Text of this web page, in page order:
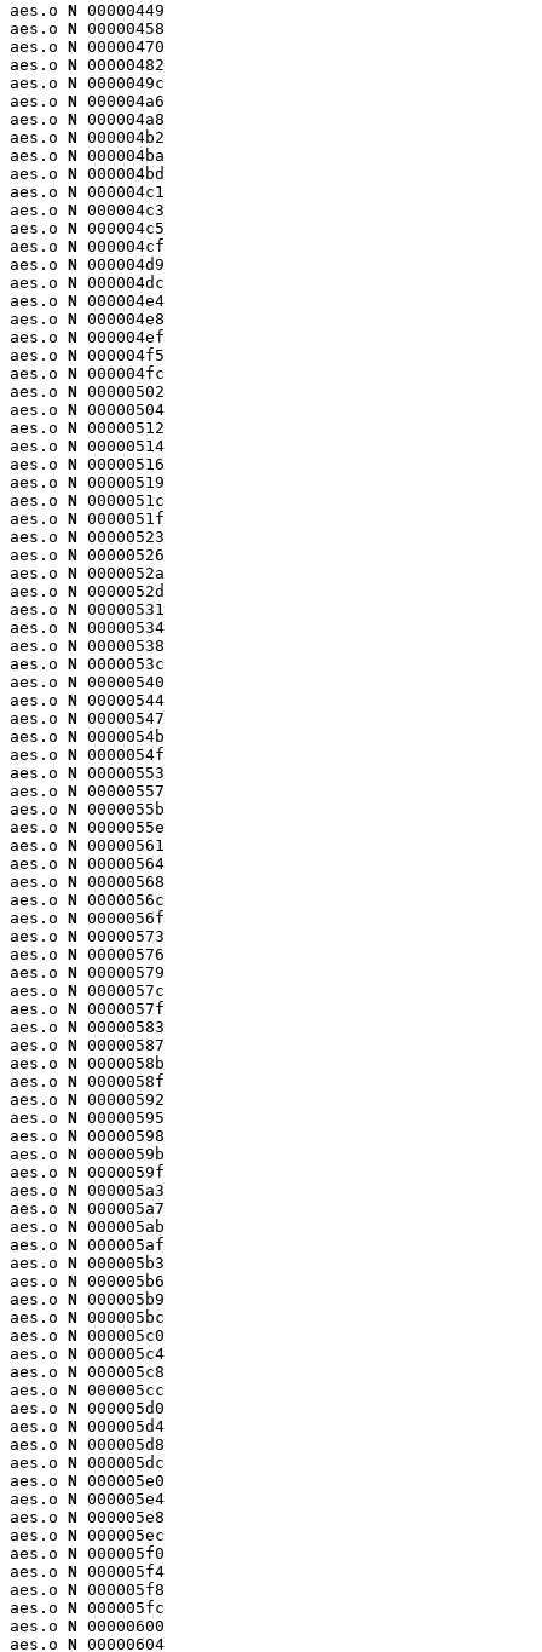
aes.o N 00000449
aes.o N 00000458
aes.o N 00000470
aes.o N 00000482
aes.o N 0000049c
aes.o N 000004a6
aes.o N 000004a8
aes.o N 000004b2
aes.o N 000004ba
aes.o N 000004bd
aes.o N 000004c1
aes.o N 000004c3
aes.o N 000004c5
aes.o N 000004cf
aes.o N 000004d9
aes.o N 000004dc
aes.o N 000004e4
aes.o N 000004e8
aes.o N 000004ef
aes.o N 000004f5
aes.o N 000004fc
aes.o N 00000502
aes.o N 00000504
aes.o N 00000512
aes.o N 00000514
aes.o N 00000516
aes.o N 00000519
aes.o N 0000051c
aes.o N 0000051f
aes.o N 00000523
aes.o N 00000526
aes.o N 0000052a
aes.o N 0000052d
aes.o N 00000531
aes.o N 00000534
aes.o N 00000538
aes.o N 0000053c
aes.o N 00000540
aes.o N 00000544
aes.o N 00000547
aes.o N 0000054b
aes.o N 0000054f
aes.o N 00000553
aes.o N 00000557
aes.o N 0000055b
aes.o N 0000055e
aes.o N 00000561
aes.o N 00000564
aes.o N 00000568
aes.o N 0000056c
aes.o N 0000056f
aes.o N 00000573
aes.o N 00000576
aes.o N 00000579
aes.o N 0000057c
aes.o N 0000057f
aes.o N 00000583
aes.o N 00000587
aes.o N 0000058b
aes.o N 0000058f
aes.o N 00000592
aes.o N 00000595
aes.o N 00000598
aes.o N 0000059b
aes.o N 0000059f
aes.o N 000005a3
aes.o N 000005a7
aes.o N 000005ab
aes.o N 000005af
aes.o N 000005b3
aes.o N 000005b6
aes.o N 000005b9
aes.o N 000005bc
aes.o N 000005c0
aes.o N 000005c4
aes.o N 000005c8
aes.o N 000005cc
aes.o N 000005d0
aes.o N 000005d4
aes.o N 000005d8
aes.o N 000005dc
aes.o N 000005e0
aes.o N 000005e4
aes.o N 000005e8
aes.o N 000005ec
aes.o N 000005f0
aes.o N 000005f4
aes.o N 000005f8
aes.o N 000005fc
aes.o N 00000600
aes.o N 00000604